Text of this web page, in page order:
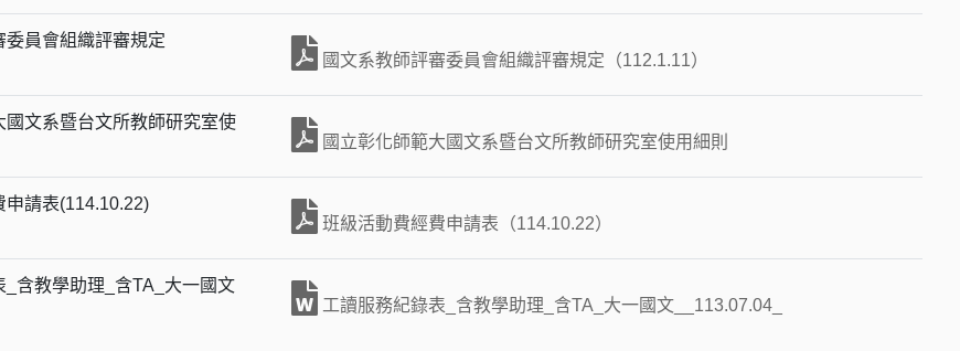
委員會組織評審規定
國文系教師評審委員會組織評審規定（112.1.11）
國文系暨台文所教師研究室使
國立彰化師範大國文系暨台文所教師研究室使用細則
申請表(114.10.22)
班級活動費經費申請表（114.10.22）
_含教學助理_含TA_大一國文
工讀服務紀錄表_含教學助理_含TA_大一國文__113.07.04_